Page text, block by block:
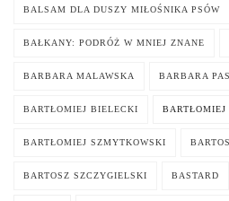
BALSAM DLA DUSZY MIŁOŚNIKA PSÓW
BAŁKANY: PODRÓŻ W MNIEJ ZNANE
BARBARA MALAWSKA BARBARA
BARTŁOMIEJ BIELECKI BARTŁOMIEJ
BARTŁOMIEJ SZMYTKOWSKI
BARTOSZ SZCZYGIELSKI BASTARD